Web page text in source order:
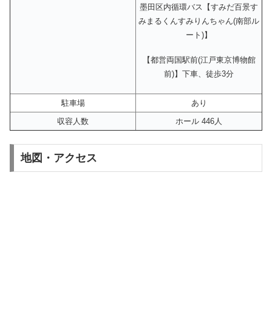
墨田区内循環バス【すみだ百景す
みまるくんすみりんちゃん(南部ル
ート)】
【都営両国駅前(江戸東京博物館
前)】下車、徒歩3分
駐車場
あり
収容人数
ホール 446人
地図・アクセス